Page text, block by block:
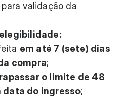
validação da
em até 7 (sete) dias
compra;
o limite de 48
data do ingresso;